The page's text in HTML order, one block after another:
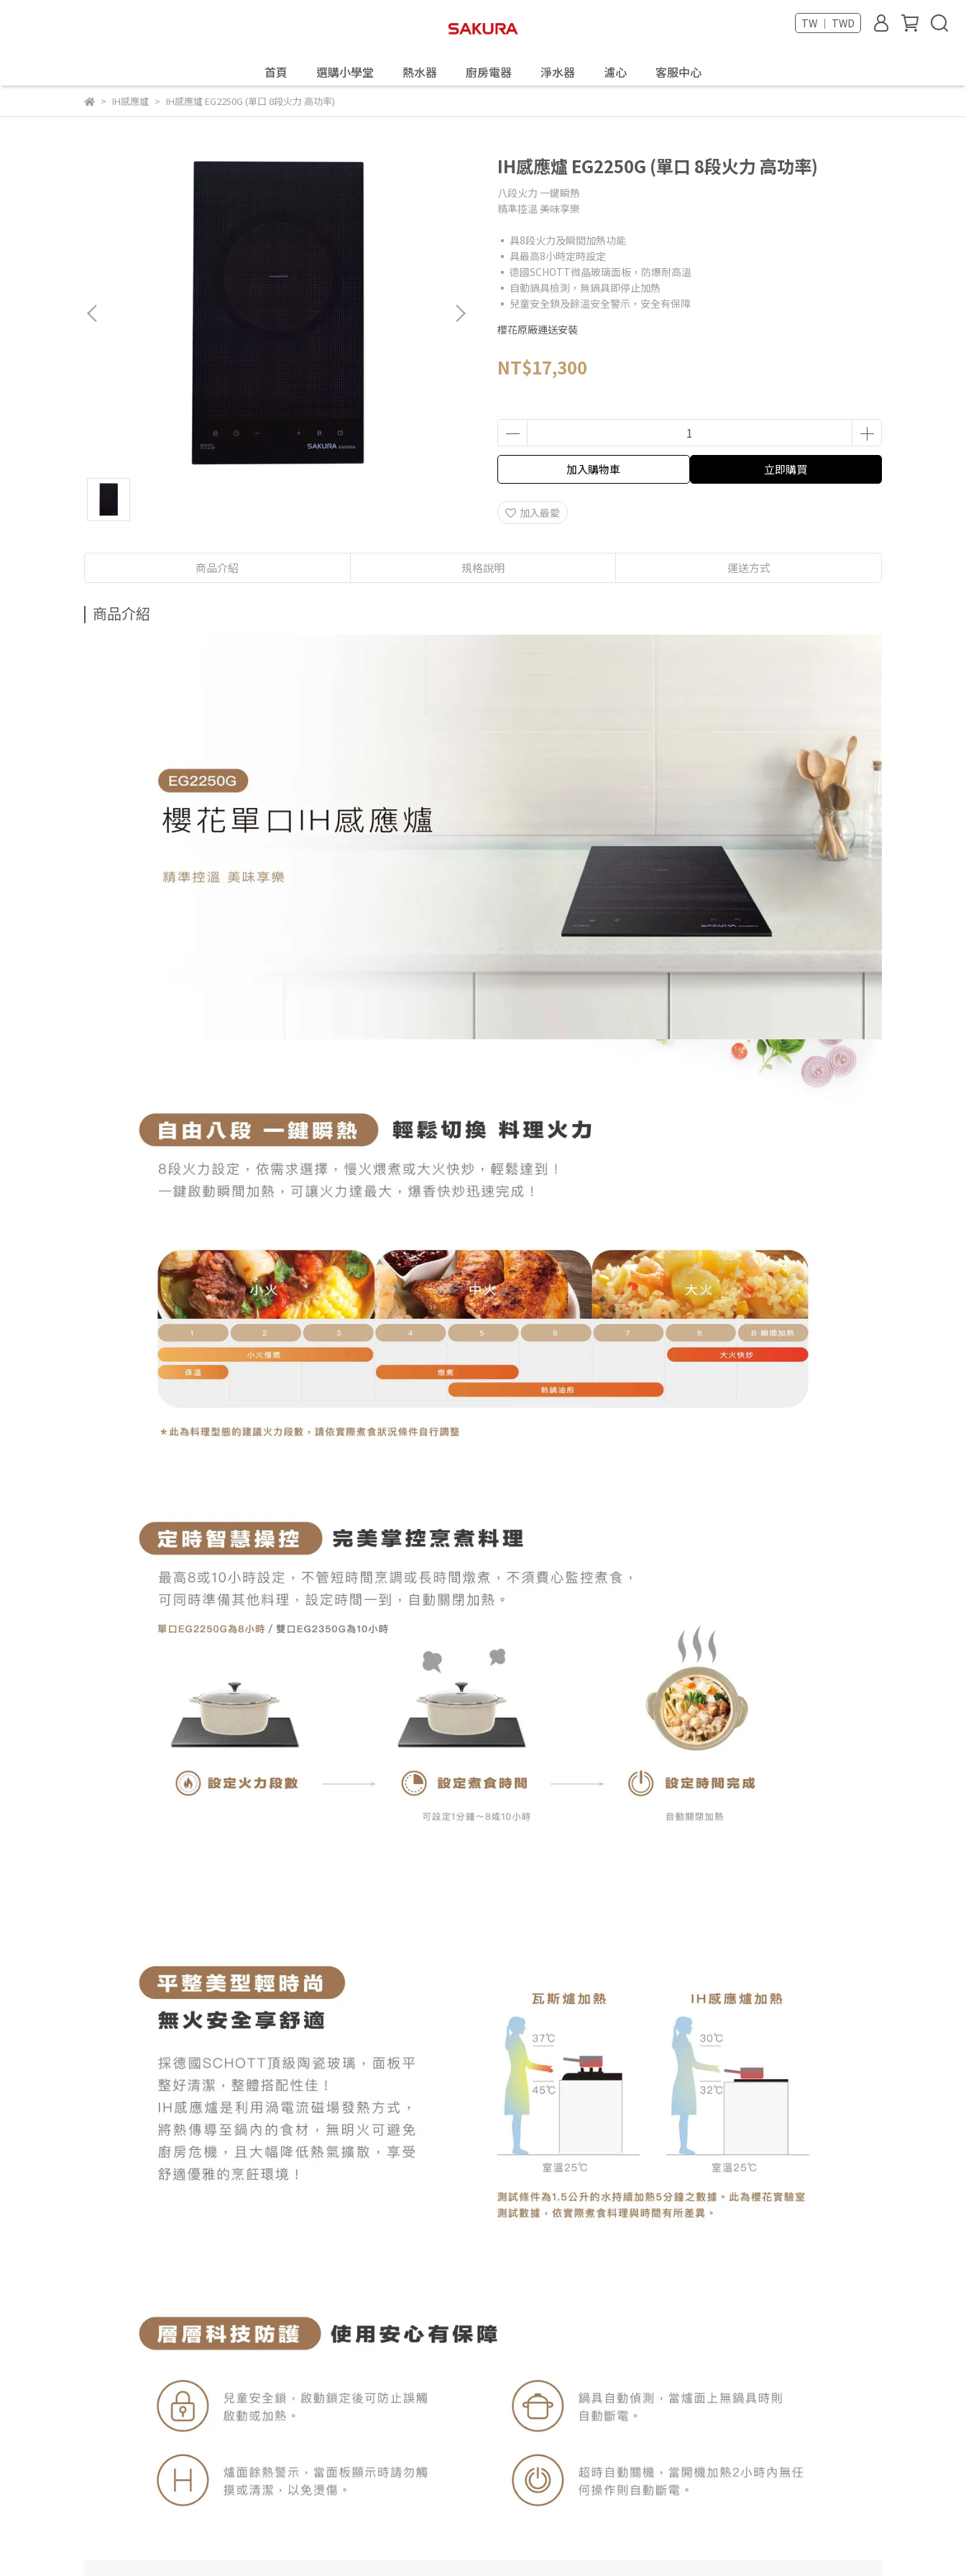
TW ｜ TWD
首頁 選購小學堂 熱水器 廚房電器 淨水器 濾心 客服中心
IH感應爐 IH感應爐 EG2250G (單口 8段火力 高功率)
IH感應爐 EG2250G (單口 8段火力 高功率)
八段火力 一鍵瞬熱
精準控溫 美味享樂
▪ 具8段火力及瞬間加熱功能
▪ 具最高8小時定時設定
▪ 德國SCHOTT微晶玻璃面板，防爆耐高溫
▪ 自動鍋具檢測，無鍋具即停止加熱
▪ 兒童安全鎖及餘溫安全警示，安全有保障
櫻花原廠運送安裝
NT$17,300
加入購物車 立即購買
加入最愛
商品介紹 規格說明 運送方式
商品介紹